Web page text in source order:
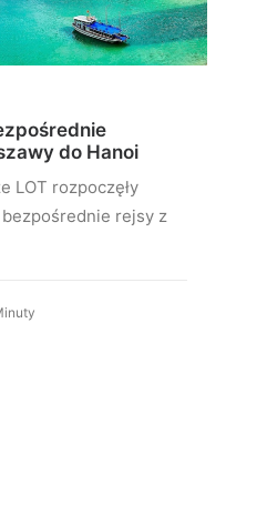
do Hanoi
LOT rozpoczęły
rejsy z